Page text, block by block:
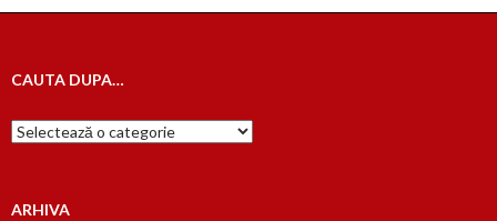
CAUTA DUPA…
Cauta
dupa…
ARHIVA